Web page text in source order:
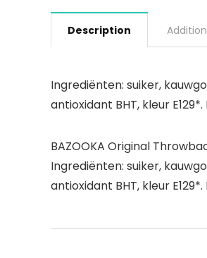
Description
Ingrediënten: suiker,
antioxidant BHT, kleur
BAZOOKA Original
Ingrediënten: suiker,
antioxidant BHT, kleur